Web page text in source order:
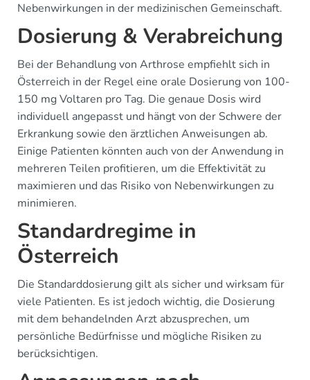
Nebenwirkungen in der medizinischen Gemeinschaft.
Dosierung & Verabreichung
Bei der Behandlung von Arthrose empfiehlt sich in
Österreich in der Regel eine orale Dosierung von 100-
150 mg Voltaren pro Tag. Die genaue Dosis wird
individuell angepasst und hängt von der Schwere der
Erkrankung sowie den ärztlichen Anweisungen ab.
Einige Patienten könnten auch von der Anwendung in
mehreren Teilen profitieren, um die Effektivität zu
maximieren und das Risiko von Nebenwirkungen zu
minimieren.
Standardregime in
Österreich
Die Standarddosierung gilt als sicher und wirksam für
viele Patienten. Es ist jedoch wichtig, die Dosierung
mit dem behandelnden Arzt abzusprechen, um
persönliche Bedürfnisse und mögliche Risiken zu
berücksichtigen.